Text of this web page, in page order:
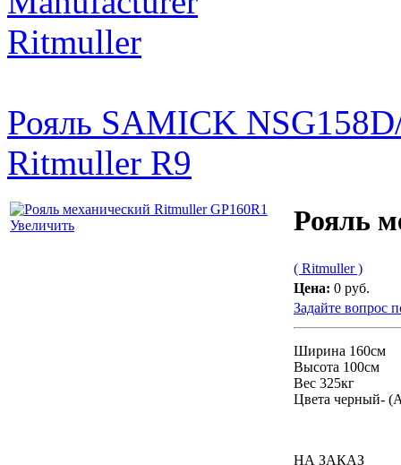
Ritmuller
Рояль SAMICK
Ritmuller R9
Увеличить Рояль
( Ritmuller )
Цена: 0 руб.
Задайте вопрос
Ширина 160см
Высота 100см
Вес 325кг
Цвета черный-
НА ЗАКАЗ